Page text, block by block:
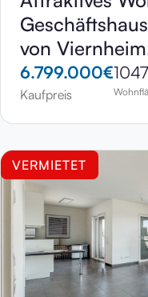
von
6.799.000€
Kaufpreis
1047
VERMIETET